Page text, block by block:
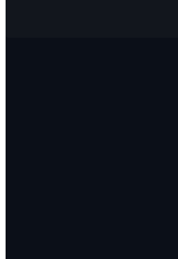
Comercio de criptomonedas a